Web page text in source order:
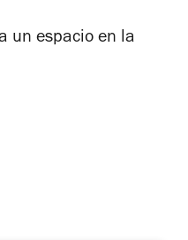
un espacio en la